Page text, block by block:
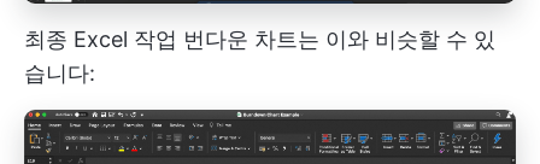
최종 Excel 작업 번다운 차트는 이와 비슷할 수 있
습니다: